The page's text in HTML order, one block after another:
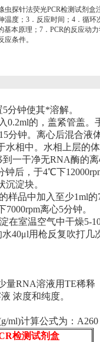
虫探针法荧光PCR检测试剂盒
温度；3．反应时间；4．循环
基本原理；7．PCR的反应动
应条件。
分钟使其*溶解。
的，盖紧管盖。
分钟。离心后混合液
相中。水相上层的
一干净无RNA酶的
后，于4℃下
淀块。
品中加入至少1ml的
离心5分钟。
室温空气中干燥5-10
40μl用枪反复吹打几
RNA溶液用TE稀释
浓度和纯度。
计算公式为：A260
检测试剂盒